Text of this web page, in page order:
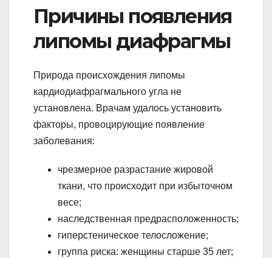
Причины появления
липомы диафрагмы
Природа происхождения липомы
кардиодиафрагмального угла не
установлена. Врачам удалось установить
факторы, провоцирующие появление
заболевания:
чрезмерное разрастание жировой
ткани, что происходит при избыточном
весе;
наследственная предрасположенность;
гиперстеническое телосложение;
группа риска: женщины старше 35 лет;